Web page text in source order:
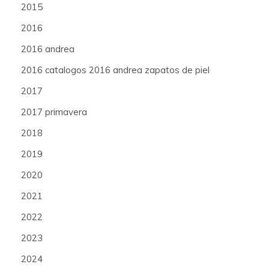
2015
2016
2016 andrea
2016 catalogos 2016 andrea zapatos de piel
2017
2017 primavera
2018
2019
2020
2021
2022
2023
2024